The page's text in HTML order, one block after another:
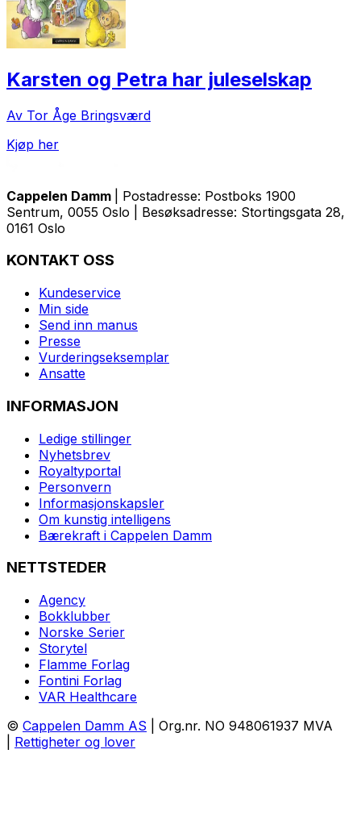
Karsten og Petra har juleselskap
Av Tor Åge Bringsværd
Kjøp her
Cappelen Damm
| Postadresse: Postboks 1900
Sentrum, 0055 Oslo | Besøksadresse: Stortingsgata 28,
0161 Oslo
KONTAKT OSS
Kundeservice
Min side
Send inn manus
Presse
Vurderingseksemplar
Ansatte
INFORMASJON
Ledige stillinger
Nyhetsbrev
Royaltyportal
Personvern
Informasjonskapsler
Om kunstig intelligens
Bærekraft i Cappelen Damm
NETTSTEDER
Agency
Bokklubber
Norske Serier
Storytel
Flamme Forlag
Fontini Forlag
VAR Healthcare
© Cappelen Damm AS | Org.nr. NO 948061937 MVA
Rettigheter og lover